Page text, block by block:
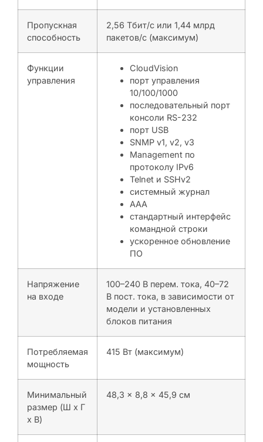
Пропускная
способность
2,56 Тбит/с или 1,44 млрд
пакетов/с (максимум)
Функции
управления
CloudVision
порт управления
10/100/1000
последовательный порт
консоли RS-232
порт USB
SNMP v1, v2, v3
Management по
протоколу IPv6
Telnet и SSHv2
системный журнал
AAA
стандартный интерфейс
командной строки
ускоренное обновление
ПО
Напряжение
на входе
100–240 В перем. тока, 40–72
В пост. тока, в зависимости от
модели и установленных
блоков питания
Потребляемая
мощность
415 Вт (максимум)
Минимальный
размер (Ш x Г
x В)
48,3 x 8,8 x 45,9 см